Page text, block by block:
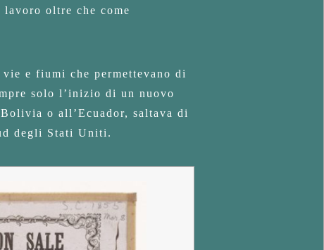
oltre che come
e fiumi che permettevano di
solo l’inizio di un nuovo
o all’Ecuador, saltava di
degli Stati Uniti.